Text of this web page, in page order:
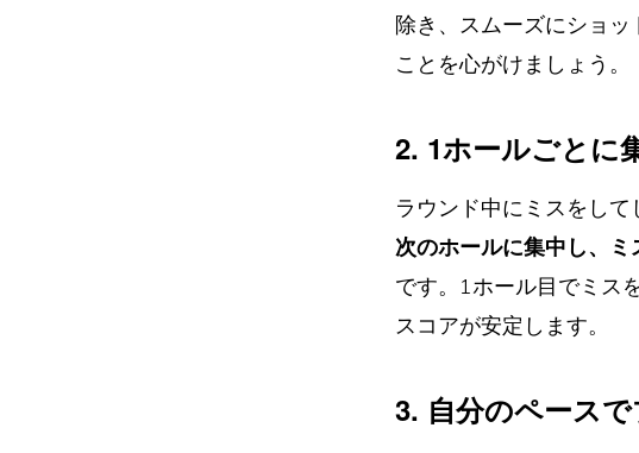
除き、スムーズにショ
ことを心がけましょう。
2. 1ホールごとに
ラウンド中にミスをして
次のホールに集中し、
です。1ホール目でミス
スコアが安定します。
3. 自分のペース